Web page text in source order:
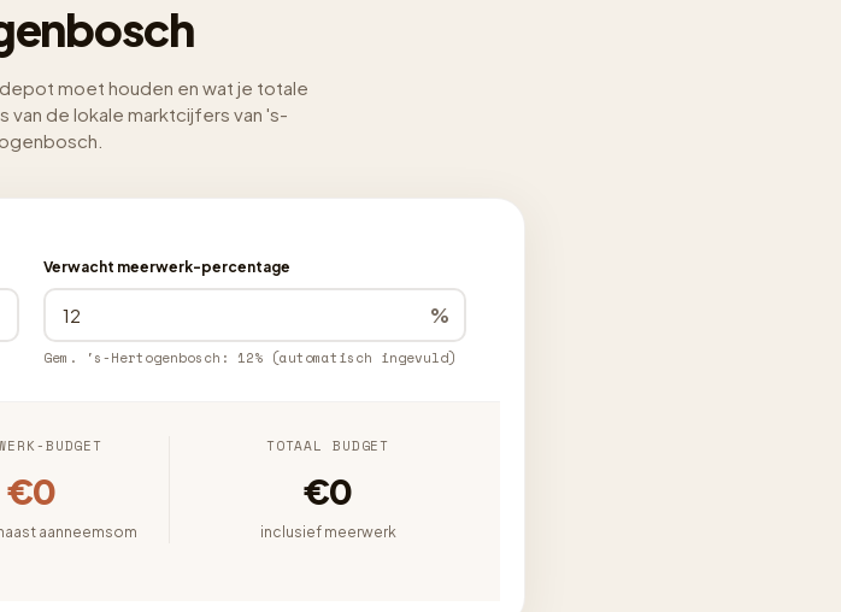
moet houden en wat je totale
van de lokale marktcijfers van 's-
Verwacht meerwerk-percentage
%
Gem. 's-Hertogenbosch: 12% (automatisch ingevuld)
BUDGET
€0
aanneemsom
TOTAAL BUDGET
€0
inclusief meerwerk